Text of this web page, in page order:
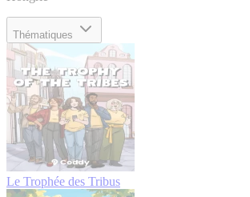
Thématiques
Le Trophée des Tribus